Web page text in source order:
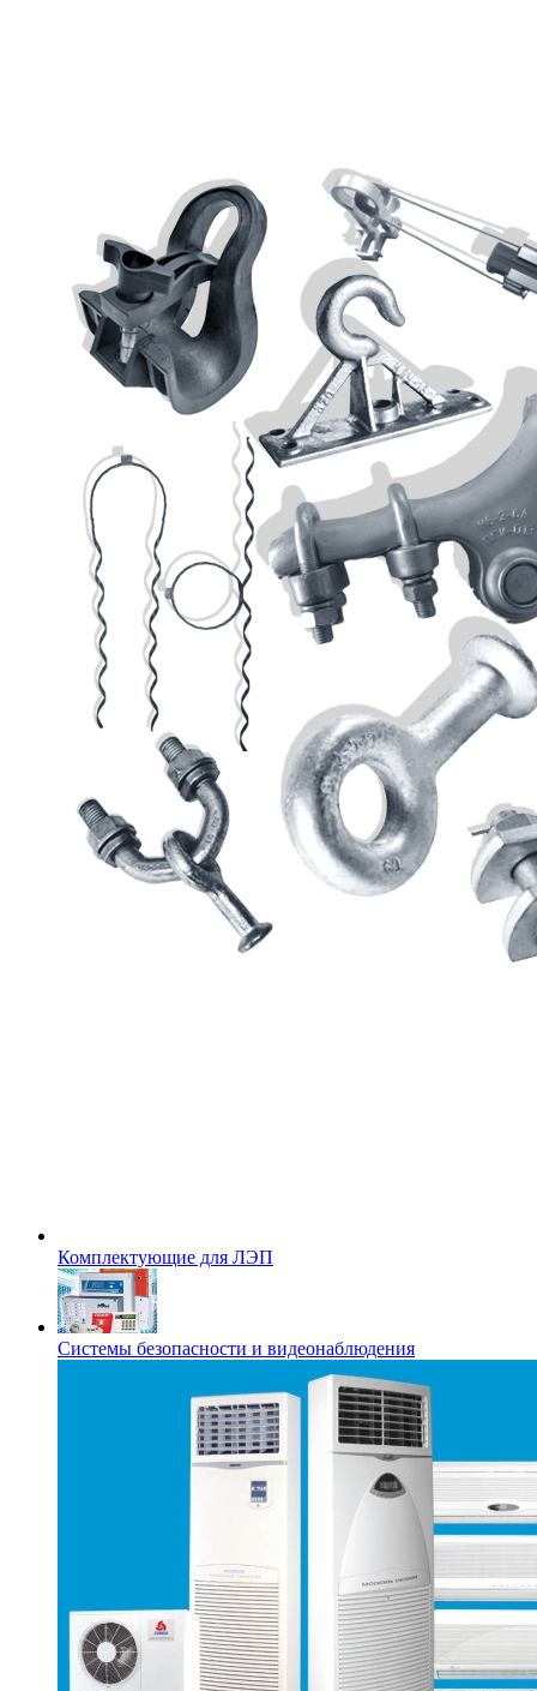
Комплектующие для ЛЭП
Системы безопасности и видеонаблюдения